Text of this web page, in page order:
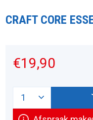
CRAFT CORE
€19,90